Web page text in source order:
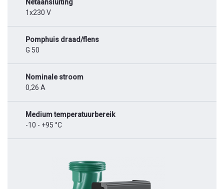
Netaansluiting
1x230 V
Pomphuis draad/flens
G 50
Nominale stroom
0,26 A
Medium temperatuurbereik
-10 - +95 °C